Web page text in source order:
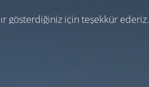
gösterdiğiniz için teşekkür ederiz.